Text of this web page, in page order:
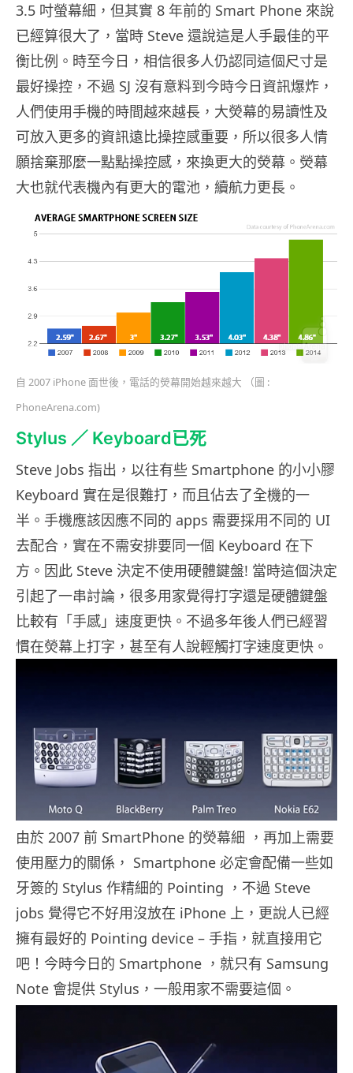
3.5 吋螢幕細，但其實 8 年前的 Smart Phone 來說
已經算很大了，當時 Steve 還說這是人手最佳的平
衡比例。時至今日，相信很多人仍認同這個尺寸是
最好操控，不過 SJ 沒有意料到今時今日資訊爆炸，
人們使用手機的時間越來越長，大熒幕的易讀性及
可放入更多的資訊遠比操控感重要，所以很多人情
願捨棄那麼一點點操控感，來換更大的熒幕。熒幕
大也就代表機內有更大的電池，續航力更長。
自 2007 iPhone 面世後，電話的熒幕開始越來越大 （圖 :
PhoneArena.com)
Stylus ／ Keyboard已死
Steve Jobs 指出，以往有些 Smartphone 的小小膠
Keyboard 實在是很難打，而且佔去了全機的一
半。手機應該因應不同的 apps 需要採用不同的 UI
去配合，實在不需安排要同一個 Keyboard 在下
方。因此 Steve 決定不使用硬體鍵盤! 當時這個決定
引起了一串討論，很多用家覺得打字還是硬體鍵盤
比較有「手感」速度更快。不過多年後人們已經習
慣在熒幕上打字，甚至有人說輕觸打字速度更快。
由於 2007 前 SmartPhone 的熒幕細 ，再加上需要
使用壓力的關係， Smartphone 必定會配備一些如
牙簽的 Stylus 作精細的 Pointing ，不過 Steve
jobs 覺得它不好用沒放在 iPhone 上，更說人已經
擁有最好的 Pointing device – 手指，就直接用它
吧！今時今日的 Smartphone ，就只有 Samsung
Note 會提供 Stylus，一般用家不需要這個。